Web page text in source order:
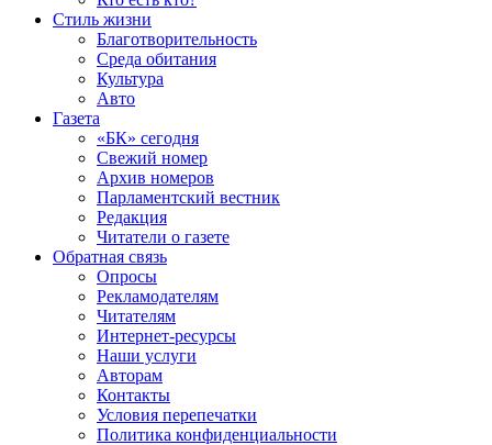
Стиль жизни
Благотворительность
Среда обитания
Культура
Авто
Газета
«БК» сегодня
Свежий номер
Архив номеров
Парламентский вестник
Редакция
Читатели о газете
Обратная связь
Опросы
Рекламодателям
Читателям
Интернет-ресурсы
Наши услуги
Авторам
Контакты
Условия перепечатки
Политика конфиденциальности